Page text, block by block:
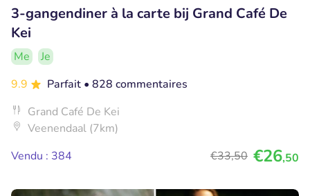
3-gangendiner à la carte bij Grand Café De
Kei
Me
Je
9.9
Parfait • 828 commentaires
Grand Café De Kei
Veenendaal (7km)
Vendu : 384
€33,50 €26,50